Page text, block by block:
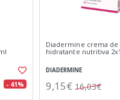
- 41%
Diadermine crema de
hidratante nutritiva 2x1
DIADERMINE
9,15€ 16,03€